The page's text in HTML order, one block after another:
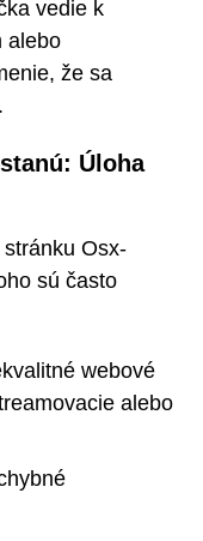
vedie k
alebo
že sa
Úloha
Osx-
sú často
webové
alebo